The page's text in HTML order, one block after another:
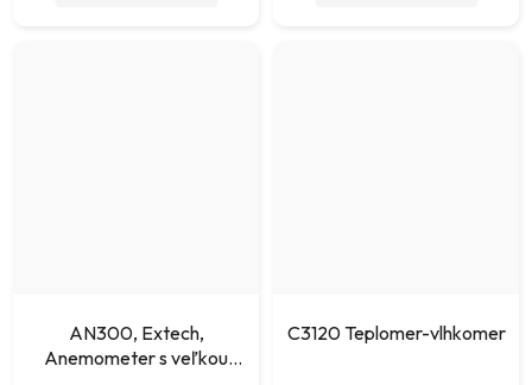
AN300, Extech,
Anemometer s veľkou
C3120 Teplomer-vlhkomer